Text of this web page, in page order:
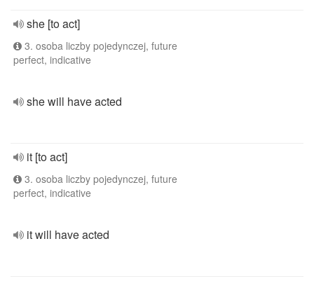
she [to act]
3. osoba liczby pojedynczej, future
perfect, indicative
she will have acted
it [to act]
3. osoba liczby pojedynczej, future
perfect, indicative
it will have acted